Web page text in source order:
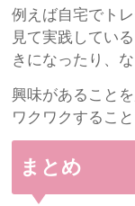
例えば自宅でト
見て実践してい
きになったり、
興味があること
ワクワクするこ
まとめ